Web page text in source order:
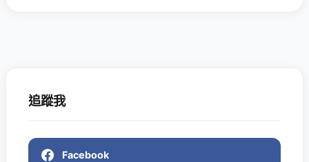
追蹤我
Facebook